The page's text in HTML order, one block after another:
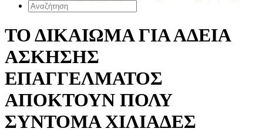
ΤΟ ΔΙΚΑΙΩΜΑ ΓΙΑ ΑΔΕΙΑ
ΑΣΚΗΣΗΣ
ΕΠΑΓΓΕΛΜΑΤΟΣ
ΑΠΟΚΤΟΥΝ ΠΟΛΥ
ΣΥΝΤΟΜΑ ΧΙΛΙΑΔΕΣ